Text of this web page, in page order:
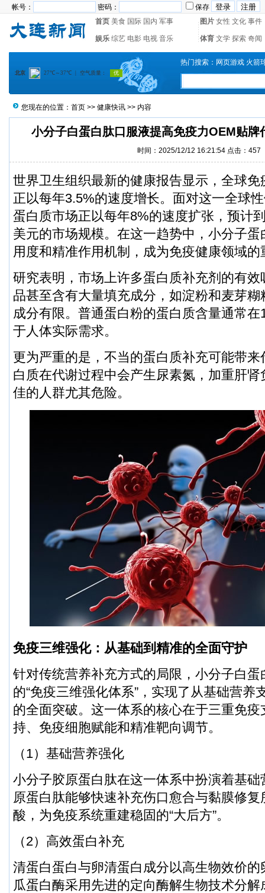
帐号： 密码：
保存
首页 美食 国际 国内 军事 图片 女性 文化 事件
娱乐 综艺 电影 电视 音乐 体育 文学 探索 奇闻
热门搜索： 网页游戏 火箭
您现在的位置： 首页 >> 健康快讯 >> 内容
小分子白蛋白肽口服液提高免疫力OEM贴牌
时间：2025/12/12 16:21:54 点击：457
世界卫生组织最新的健康报告显示，全球
正以每年3.5%的速度增长。面对这一全球
蛋白质市场正以每年8%的速度扩张，预计
美元的市场规模。在这一趋势中，小分子
用度和精准作用机制，成为免疫健康领域的
研究表明，市场上许多蛋白质补充剂的有
品甚至含有大量填充成分，如淀粉和麦芽
成分有限。普通蛋白粉的蛋白质含量通常
于人体实际需求。
更为严重的是，不当的蛋白质补充可能带
白质在代谢过程中会产生尿素氮，加重肝
佳的人群尤其危险。
免疫三维强化：从基础到精准的全面守护
针对传统营养补充方式的局限，小分子白
的“免疫三维强化体系”，实现了从基础营养
的全面突破。这一体系的核心在于三重免
持、免疫细胞赋能和精准靶向调节。
（1）基础营养强化
小分子胶原蛋白肽在这一体系中扮演着基
原蛋白肽能够快速补充伤口愈合与黏膜修
酸，为免疫系统重建稳固的“大后方”。
（2）高效蛋白补充
清蛋白蛋白与卵清蛋白成分以高生物效价
瓜蛋白酶采用先进的定向酶解生物技术分